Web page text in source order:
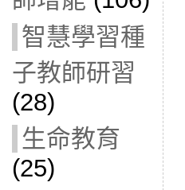
智慧學習種
子教師研習
(28)
生命教育
(25)